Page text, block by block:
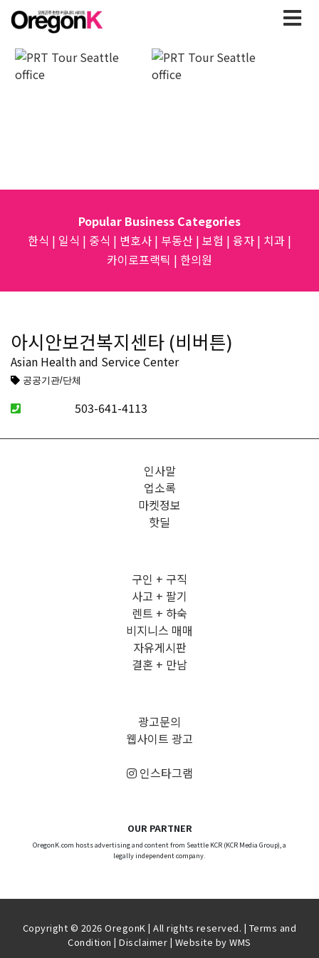
Popular Business Categories
한식 | 일식 | 중식 | 변호사 | 부동산 | 보험 | 융자 | 치과 |
카이로프랙틱 | 한의원
아시안보건복지센타 (비버튼)
Asian Health and Service Center
공공기관/단체
503-641-4113
인사말
업소록
마켓정보
핫딜
구인 + 구직
사고 + 팔기
렌트 + 하숙
비지니스 매매
자유게시판
결혼 + 만남
광고문의
웹사이트 광고
인스타그램
OUR PARTNER
OregonK.com hosts advertising and content from Seattle KCR (KCR Media Group), a
legally independent company.
Copyright © 2026 OregonK | All rights reserved. | Terms and
Condition |Disclaimer | Website byWMS